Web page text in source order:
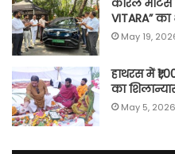
VITARA”
May 19,
हाथरस में
का
May 5, 2026